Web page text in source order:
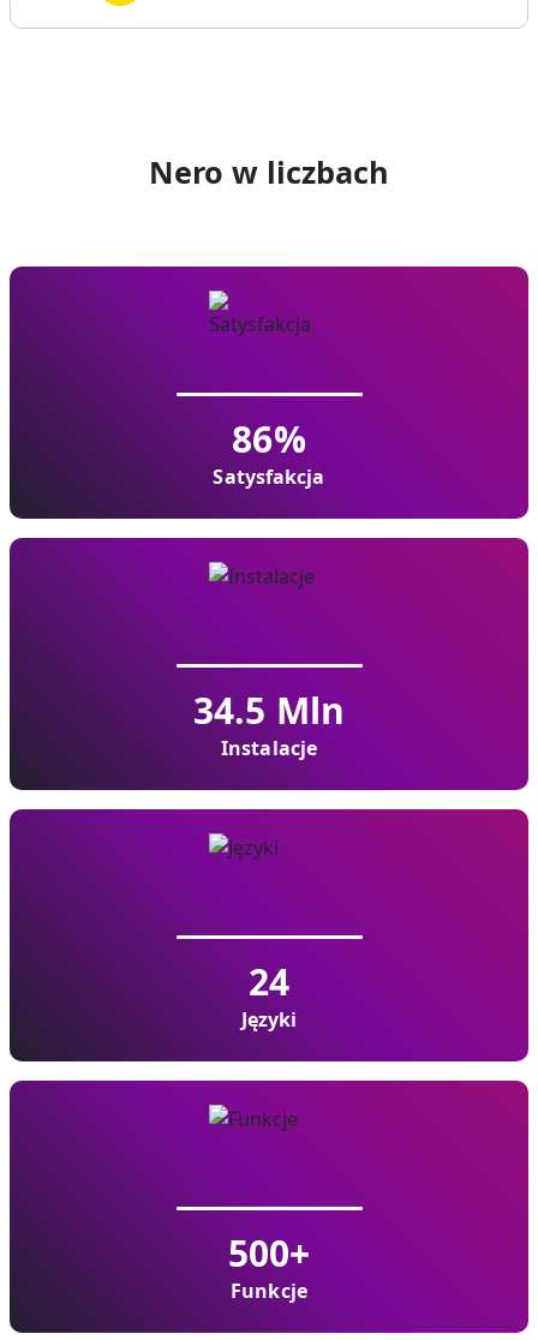
Nero w liczbach
86%
Satysfakcja
34.5 Mln
Instalacje
24
Języki
500+
Funkcje